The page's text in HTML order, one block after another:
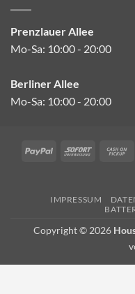
Prenzlauer Allee
Mo-Sa: 10:00 - 20:00
Berliner Allee
Mo-Sa: 10:00 - 20:00
PayPal Sofort
IMPRESSUM
Copyright © 2026